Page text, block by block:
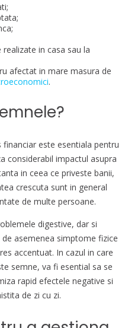
in casa sau la
afectat in mare masura de
.
este esentiala pentru
considerabil impactul asupra
in ceea ce priveste banii,
crescuta sunt in general
de multe persoane.
digestive, dar si
asemenea simptome fizice
accentuat. In cazul in care
semne, va fi esential sa se
rapid efectele negative si
de zi cu zi.